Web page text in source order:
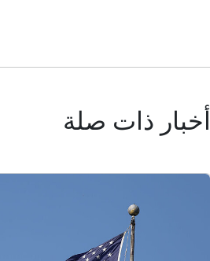
أخبار ذات صلة